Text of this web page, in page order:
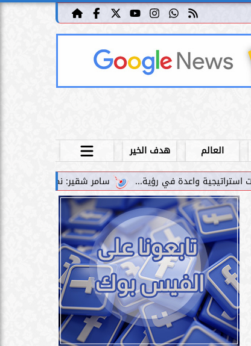
العالم
هدف الخير
سامر شقير: نمو صناديق الاستثمار الخاصة دليل حي على